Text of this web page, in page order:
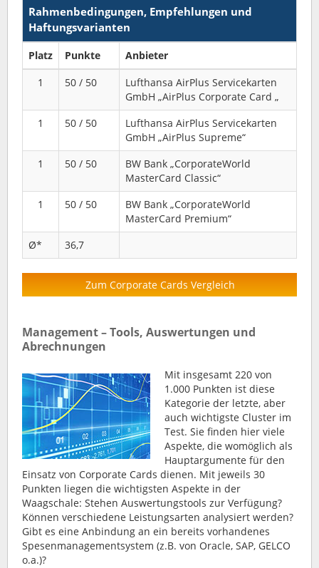
Rahmenbedingungen, Empfehlungen und
Haftungsvarianten
Platz Punkte
Anbieter
1
50 / 50
Lufthansa AirPlus Servicekarten
GmbH „AirPlus Corporate Card „
1
50 / 50
Lufthansa AirPlus Servicekarten
GmbH „AirPlus Supreme“
1
50 / 50
BW Bank „CorporateWorld
MasterCard Classic“
1
50 / 50
BW Bank „CorporateWorld
MasterCard Premium“
Ø*
36,7
Zum Corporate Cards Vergleich
Management – Tools, Auswertungen und
Abrechnungen
Mit insgesamt 220 von
1.000 Punkten ist diese
Kategorie der letzte, aber
auch wichtigste Cluster im
Test. Sie finden hier viele
Aspekte, die womöglich als
Hauptargumente für den
Einsatz von Corporate Cards dienen. Mit jeweils 30
Punkten liegen die wichtigsten Aspekte in der
Waagschale: Stehen Auswertungstools zur Verfügung?
Können verschiedene Leistungsarten analysiert werden?
Gibt es eine Anbindung an ein bereits vorhandenes
Spesenmanagementsystem (z.B. von Oracle, SAP, GELCO
o.a.)?